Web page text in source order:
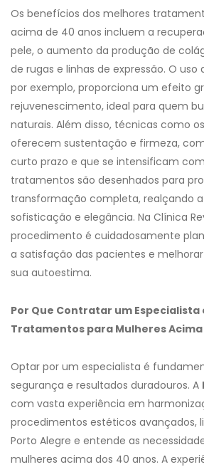
Os benefícios dos melhores
acima de 40 anos incluem a
pele, o aumento da produção de
de rugas e linhas de expressão. O
por exemplo, proporciona um efeito
rejuvenescimento, ideal para quem
naturais. Além disso, técnicas como
oferecem sustentação e firmeza,
curto prazo e que se intensificam
tratamentos são desenhados para
transformação completa, realçando
sofisticação e elegância. Na Clínica
procedimento é cuidadosamente
a satisfação das pacientes e
sua autoestima.
Por Que Contratar um Especialista
Tratamentos para Mulheres Acima
Optar por um especialista é
segurança e resultados duradouros. A
com vasta experiência em
procedimentos estéticos avançados,
Porto Alegre e entende as
mulheres acima dos 40 anos. A